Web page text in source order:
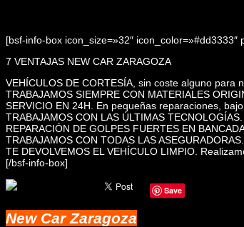
[bsf-info-box icon_size=»32″
7 VENTAJAS NEW CAR ZARAGOZA
VEHÍCULOS DE CORTESÍA, sin coste alguno para
TRABAJAMOS SIEMPRE CON MATERIALES
SERVICIO EN 24H. En pequeñas reparaciones, bajo
TRABAJAMOS CON LAS ÚLTIMAS TECNOLOGÍAS.
REPARACIÓN DE GOLPES FUERTES EN
TRABAJAMOS CON TODAS LAS ASEGURADORAS.
TE DEVOLVEMOS EL VEHÍCULO LIMPIO.
[/bsf-info-box]
Save
NewCar Zaragoza